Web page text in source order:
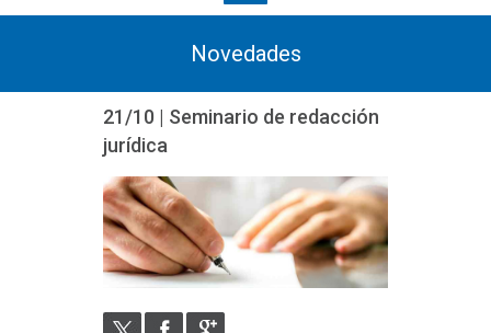
Novedades
21/10 | Seminario de redacción
jurídica